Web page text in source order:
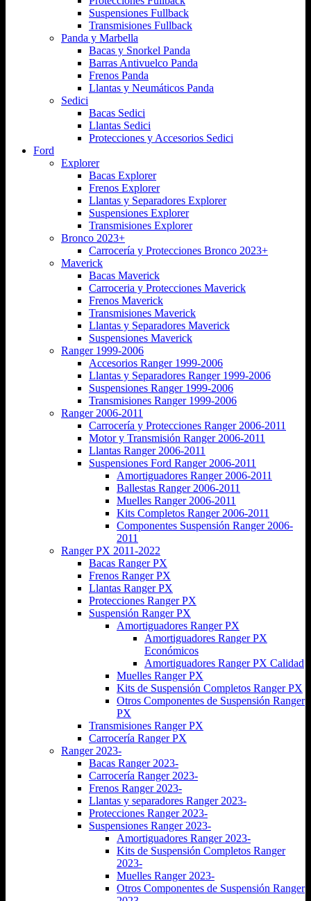
Suspensiones Fullback
Transmisiones Fullback
Panda y Marbella
Bacas y Snorkel Panda
Barras Antivuelco Panda
Frenos Panda
Llantas y Neumáticos Panda
Sedici
Bacas Sedici
Llantas Sedici
Protecciones y Accesorios Sedici
Ford
Explorer
Bacas Explorer
Frenos Explorer
Llantas y Separadores Explorer
Suspensiones Explorer
Transmisiones Explorer
Bronco 2023+
Carrocería y Protecciones Bronco 2023+
Maverick
Bacas Maverick
Carroceria y Protecciones Maverick
Frenos Maverick
Transmisiones Maverick
Llantas y Separadores Maverick
Suspensiones Maverick
Ranger 1999-2006
Accesorios Ranger 1999-2006
Llantas y Separadores Ranger 1999-2006
Suspensiones Ranger 1999-2006
Transmisiones Ranger 1999-2006
Ranger 2006-2011
Carrocería y Protecciones Ranger 2006-2011
Motor y Transmisión Ranger 2006-2011
Llantas Ranger 2006-2011
Suspensiones Ford Ranger 2006-2011
Amortiguadores Ranger 2006-2011
Ballestas Ranger 2006-2011
Muelles Ranger 2006-2011
Kits Completos Ranger 2006-2011
Componentes Suspensión Ranger 2006-
2011
Ranger PX 2011-2022
Bacas Ranger PX
Frenos Ranger PX
Llantas Ranger PX
Protecciones Ranger PX
Suspensión Ranger PX
Amortiguadores Ranger PX
Amortiguadores Ranger PX
Económicos
Amortiguadores Ranger PX Calidad
Muelles Ranger PX
Kits de Suspensión Completos Ranger PX
Otros Componentes de Suspensión Ranger
PX
Transmisiones Ranger PX
Carrocería Ranger PX
Ranger 2023-
Bacas Ranger 2023-
Carrocería Ranger 2023-
Frenos Ranger 2023-
Llantas y separadores Ranger 2023-
Protecciones Ranger 2023-
Suspensiones Ranger 2023-
Amortiguadores Ranger 2023-
Kits de Suspensión Completos Ranger
2023-
Muelles Ranger 2023-
Otros Componentes de Suspensión Ranger